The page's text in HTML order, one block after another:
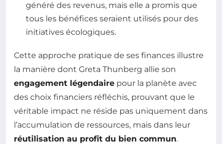
généré des revenus, mais elle a promis que
tous les bénéfices seraient utilisés pour des
initiatives écologiques.
Cette approche pratique de ses finances illustre
la manière dont Greta Thunberg allie son
engagement légendaire pour la planète avec
des choix financiers réfléchis, prouvant que le
véritable impact ne réside pas uniquement dans
l’accumulation de ressources, mais dans leur
réutilisation au profit du bien commun.